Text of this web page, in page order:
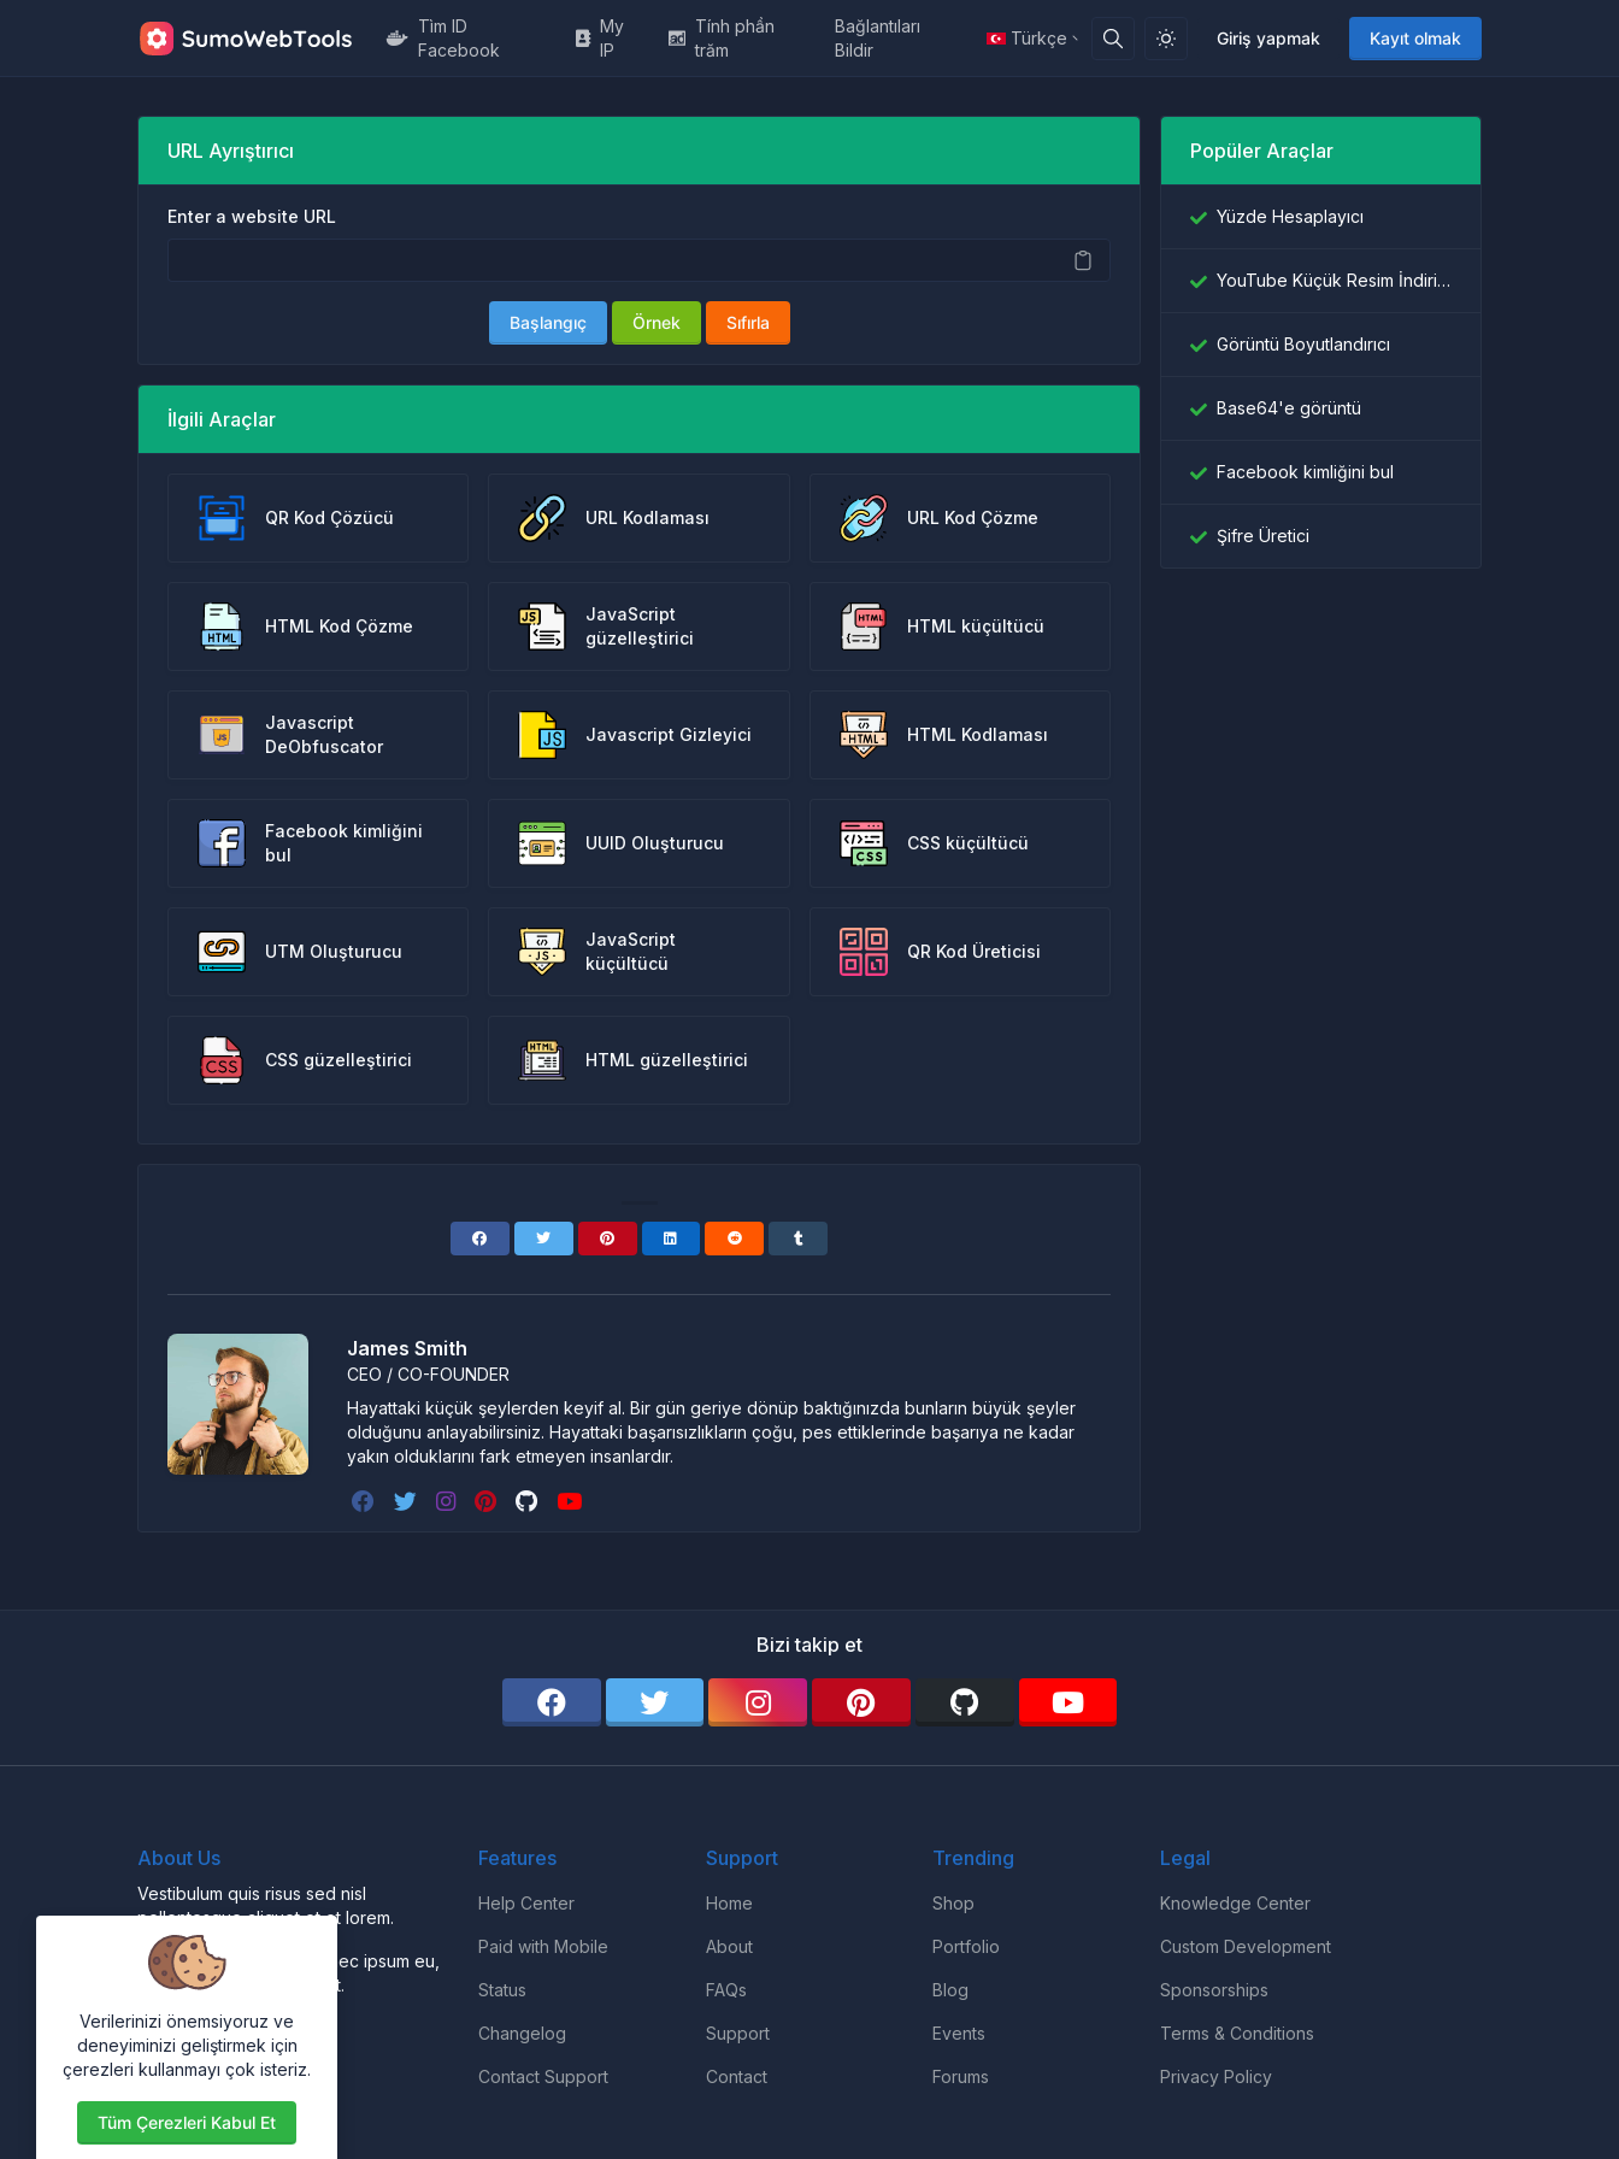
Giriş yapmak Kayıt olmak
Tìm ID
Facebook
My
IP
Tính phần
trăm
Bağlantıları
Bildir
Türkçe
URL Ayrıştırıcı
Enter a website URL
Başlangıç Örnek Sıfırla
İlgili Araçlar
QR Kod Çözücü URL Kodlaması URL Kod Çözme
HTML Kod Çözme
JavaScript
güzelleştirici
HTML küçültücü
Javascript
DeObfuscator
Javascript Gizleyici HTML Kodlaması
Facebook kimliğini
bul
UUID Oluşturucu CSS küçültücü
UTM Oluşturucu
JavaScript
küçültücü
QR Kod Üreticisi
CSS güzelleştirici HTML güzelleştirici
James Smith
CEO / CO-FOUNDER
Hayattaki küçük şeylerden keyif al. Bir gün geriye dönüp baktığınızda bunların büyük şeyler
olduğunu anlayabilirsiniz. Hayattaki başarısızlıkların çoğu, pes ettiklerinde başarıya ne kadar
yakın olduklarını fark etmeyen insanlardır.
Popüler Araçlar
Yüzde Hesaplayıcı
YouTube Küçük Resim İndiricisi
Görüntü Boyutlandırıcı
Base64'e görüntü
Facebook kimliğini bul
Şifre Üretici
Bizi takip et
About Us
Vestibulum quis risus sed nisl
pellentesque aliquet et et lorem.
Fusce nibh nisl, gravida nec ipsum eu,
feugiat condimentum velit.
Features
Help Center
Paid with Mobile
Status
Changelog
Contact Support
Support
Home
About
FAQs
Support
Contact
Trending
Shop
Portfolio
Blog
Events
Forums
Legal
Knowledge Center
Custom Development
Sponsorships
Terms & Conditions
Privacy Policy
Verilerinizi önemsiyoruz ve
deneyiminizi geliştirmek için
çerezleri kullanmayı çok isteriz.
Tüm Çerezleri Kabul Et